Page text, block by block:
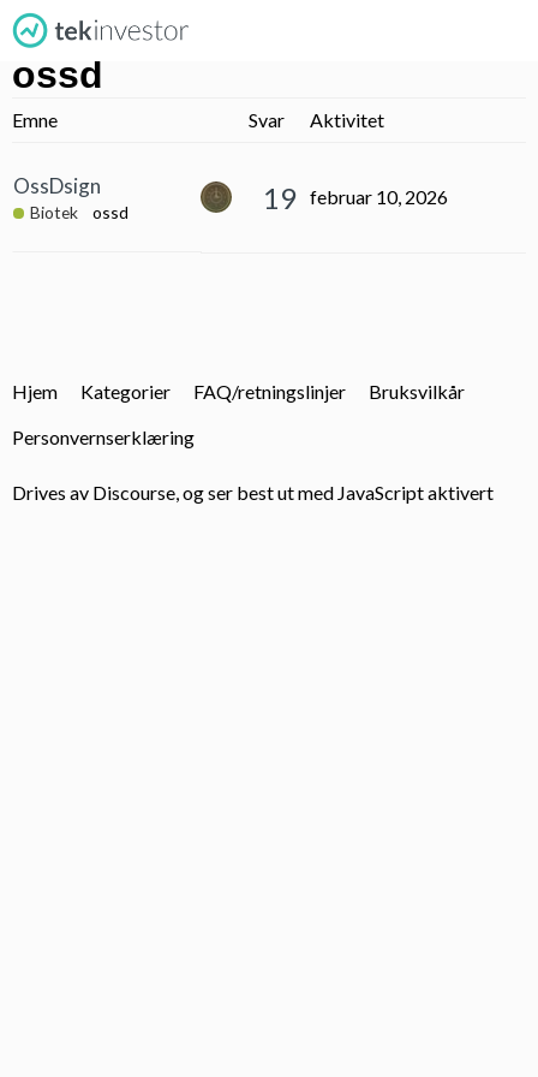
ossd
Emne Svar Aktivitet
OssDsign
Biotek ossd 19 februar 10, 2026
Hjem Kategorier FAQ/retningslinjer
Bruksvilkår
Personvernserklæring
Drives av Discourse, og ser best ut med JavaScript aktivert